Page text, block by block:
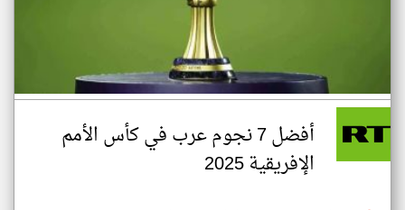
أفضل 7 نجوم عرب في كأس الأمم
الإفريقية 2025